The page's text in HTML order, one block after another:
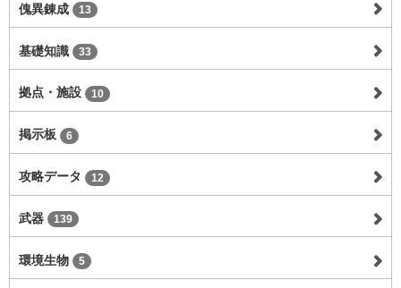
傀異錬成 13
基礎知識 33
拠点・施設 10
掲示板 6
攻略データ 12
武器 139
環境生物 5